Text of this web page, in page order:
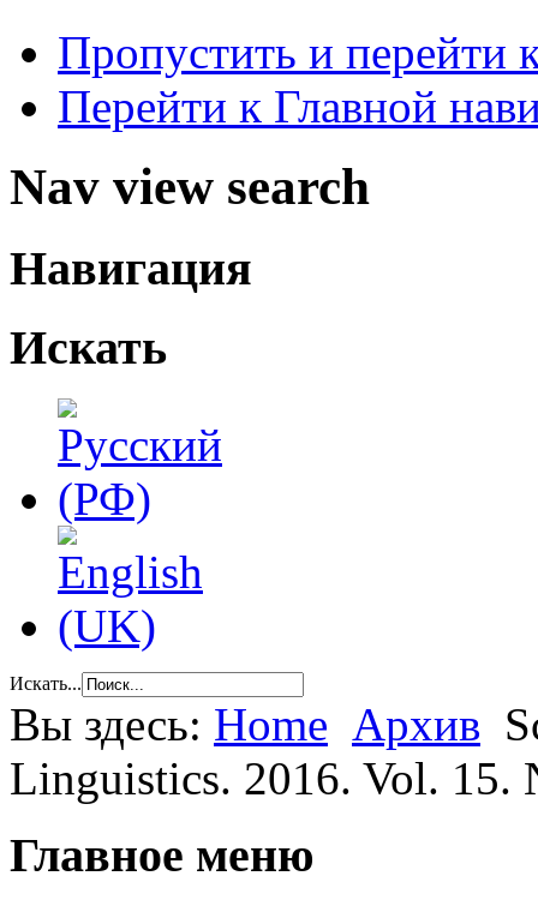
Пропустить и перейти
Перейти к Главной
Nav view search
Навигация
Искать
Искать...
Вы здесь: Home Архив
Linguistics. 2016. Vol. 15.
Главное меню